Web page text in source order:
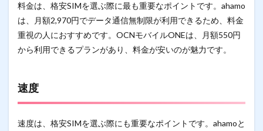
料金は、格安SIMを選ぶ際に最も重要なポイントです。ahamo
は、月額2,970円でデータ通信無制限が利用できるため、料金
重視の人におすすめです。OCNモバイルONEは、月額550円
から利用できるプランがあり、料金が安いのが魅力です。
速度
速度は、格安SIMを選ぶ際にも重要なポイントです。ahamoと